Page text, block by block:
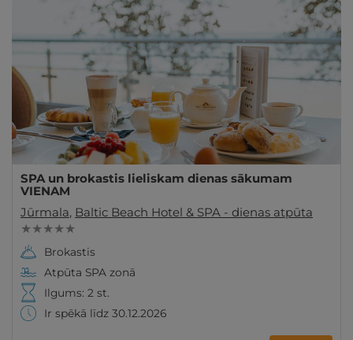
SPA un brokastis lieliskam dienas sākumam
VIENAM
Jūrmala, Baltic Beach Hotel & SPA - dienas atpūta
★ ★ ★ ★ ★
Brokastis
Atpūta SPA zonā
Ilgums: 2 st.
Ir spēkā līdz 30.12.2026